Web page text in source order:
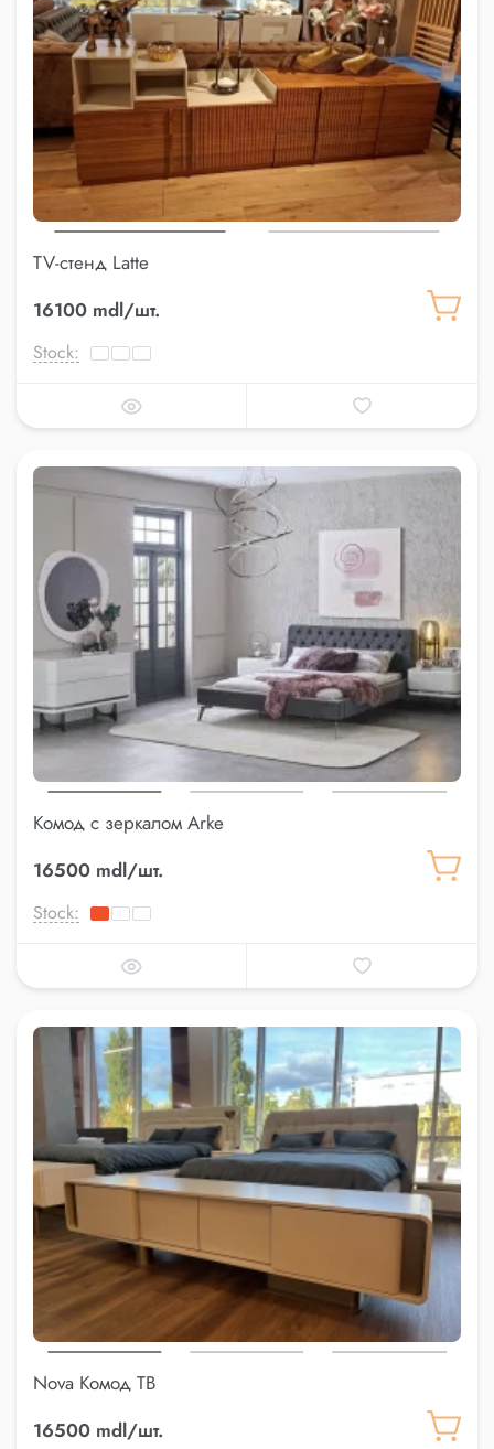
TV-стенд Latte
16100 mdl/шт.
Stock:
Комод с зеркалом Arke
16500 mdl/шт.
Stock:
Nova Комод ТВ
16500 mdl/шт.